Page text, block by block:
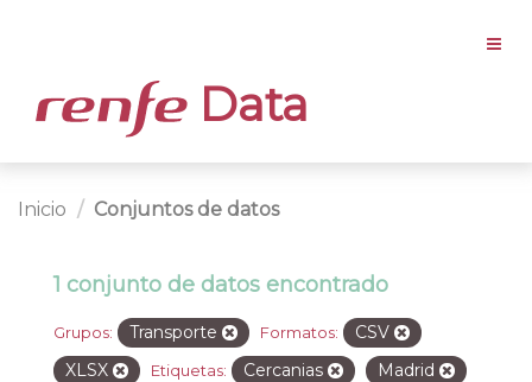
Data
Inicio Conjuntos de datos
1 conjunto de datos encontrado
Grupos: Transporte Formatos:
CSV
XLSX
Etiquetas: Cercanias Madrid